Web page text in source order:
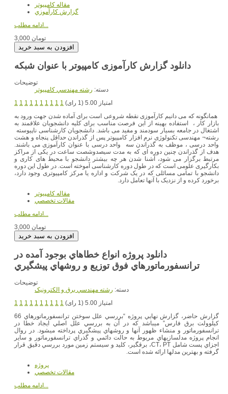
مقاله کامپیوتر
گزارش کارآموزي
ادامه مطلب...
3,000 تومان
دانلود گزارش کارآموزی کامپیوتر با عنوان شبکه
توضیحات
دسته: رشته مهندسي کامپيوتر
1 1 1 1 1 1 1 1 1 1
امتیاز 5.00 (1 رای)
همانگونه که می دانیم کارآموزی نقطه شروعی است برای آماده شدن جهت ورود به
بازار کار ، استفاده بهینه از این فرصت مناسب برای کلیه دانشجویان علاقمند به
اشتغال در جامعه بسیار سودمند و مفید می باشد. دانشجویان کارشناسی ناپیوسته
رشته¬ مهندسی تکنولوژی نرم افزار کامپیوتر پس از گذراندن حداقل پنجاه و هشت
واحد درسی ، موظف به گذراندن سه واحد درسی با عنوان کارآموزی می باشند.
هدف از گذراندن چنین دوره ای که به مدت سیصدوشصت ساعت در یکی از مراکز
مرتبط برگزار می شود، آشنا شدن هر چه بیشتر دانشجو با محیط های کاری و
بکارگیری علومی است که در طول دوره کارشناسی آموخته است. در طول این دوره
دانشجو با تمامی مسائلی که در یک شرکت و اداره یا مرکز کامپیوتری وجود دارد،
برخورد کرده و از نزدیک با آنها تعامل دارد.
مقاله کامپیوتر
مقالات تخصصي
3,000 تومان
دانلود پروژه انواع خطاهاي بوجود آمده در
ترانسفورماتورهاي فوق توزيع و روشهاي پيشگيري
توضیحات
دسته: رشته مهندسي برق و الکترونيک
1 1 1 1 1 1 1 1 1 1
امتیاز 5.00 (1 رای)
گزارش حاضر، گزارش نهايي پروژه “بررسي علل سوختن ترانسفورماتورهاي 66
كيلوولت برق فارس” مي‎باشد كه در آن به بررسي علل اصلي ايجاد خطا در
ترانسفورماتور و منشاء ظهور آنها و روشهاي پيشگيري پرداخته مي‏شود. در روال
انجام پروژه مدل‎سازيهاي مربوط به حالت دائمي و گذراي ترانسفورماتور و ساير
اجزاي پست شامل CT، PT، برقگير، كليد و سيستم زمين مورد بررسي دقيق قرار
گرفته و بهترين مدلها ارائه شده است.
پروژه
مقالات تخصصي